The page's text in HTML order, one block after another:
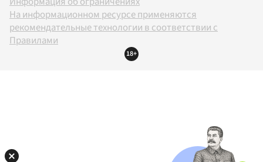
На информационном ресурсе применяются
рекомендательные технологии в соответствии с
Правилами
18+